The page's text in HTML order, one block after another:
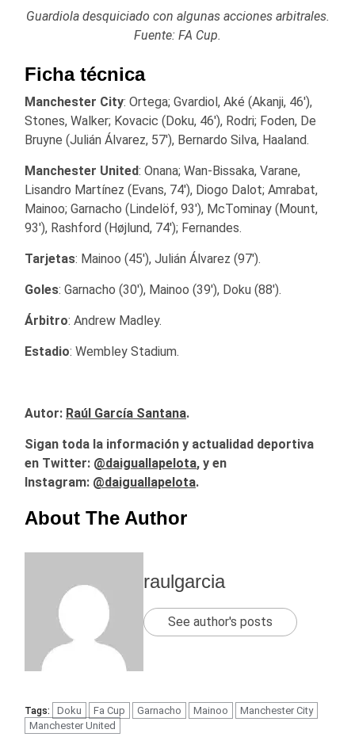
Guardiola desquiciado con algunas acciones arbitrales.
Fuente: FA Cup.
Ficha técnica
Manchester City: Ortega; Gvardiol, Aké (Akanji, 46′),
Stones, Walker; Kovacic (Doku, 46′), Rodri; Foden, De
Bruyne (Julián Álvarez, 57′), Bernardo Silva, Haaland.
Manchester United: Onana; Wan-Bissaka, Varane,
Lisandro Martínez (Evans, 74′), Diogo Dalot; Amrabat,
Mainoo; Garnacho (Lindelöf, 93′), McTominay (Mount,
93′), Rashford (Højlund, 74′); Fernandes.
Tarjetas: Mainoo (45′), Julián Álvarez (97′).
Goles: Garnacho (30′), Mainoo (39′), Doku (88′).
Árbitro: Andrew Madley.
Estadio: Wembley Stadium.
Autor: Raúl García Santana.
Sigan toda la información y actualidad deportiva
en Twitter: @daiguallapelota, y en
Instagram: @daiguallapelota.
About The Author
raulgarcia
See author's posts
Tags: Doku Fa Cup Garnacho Mainoo
Manchester City
Manchester United